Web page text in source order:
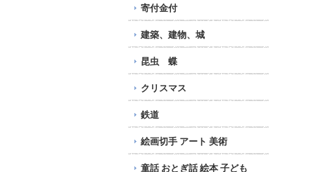
寄付金付
建築、建物、城
昆虫 蝶
クリスマス
鉄道
絵画切手 アート 美術
童話 おとぎ話 絵本 子ども